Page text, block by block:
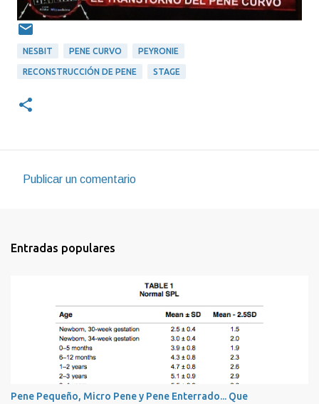
NESBIT PENE CURVO PEYRONIE
RECONSTRUCCIÓN DE PENE STAGE
e
s
Publicar un comentario
Entradas populares
Pene Pequeño, Micro Pene y Pene Enterrado... Que